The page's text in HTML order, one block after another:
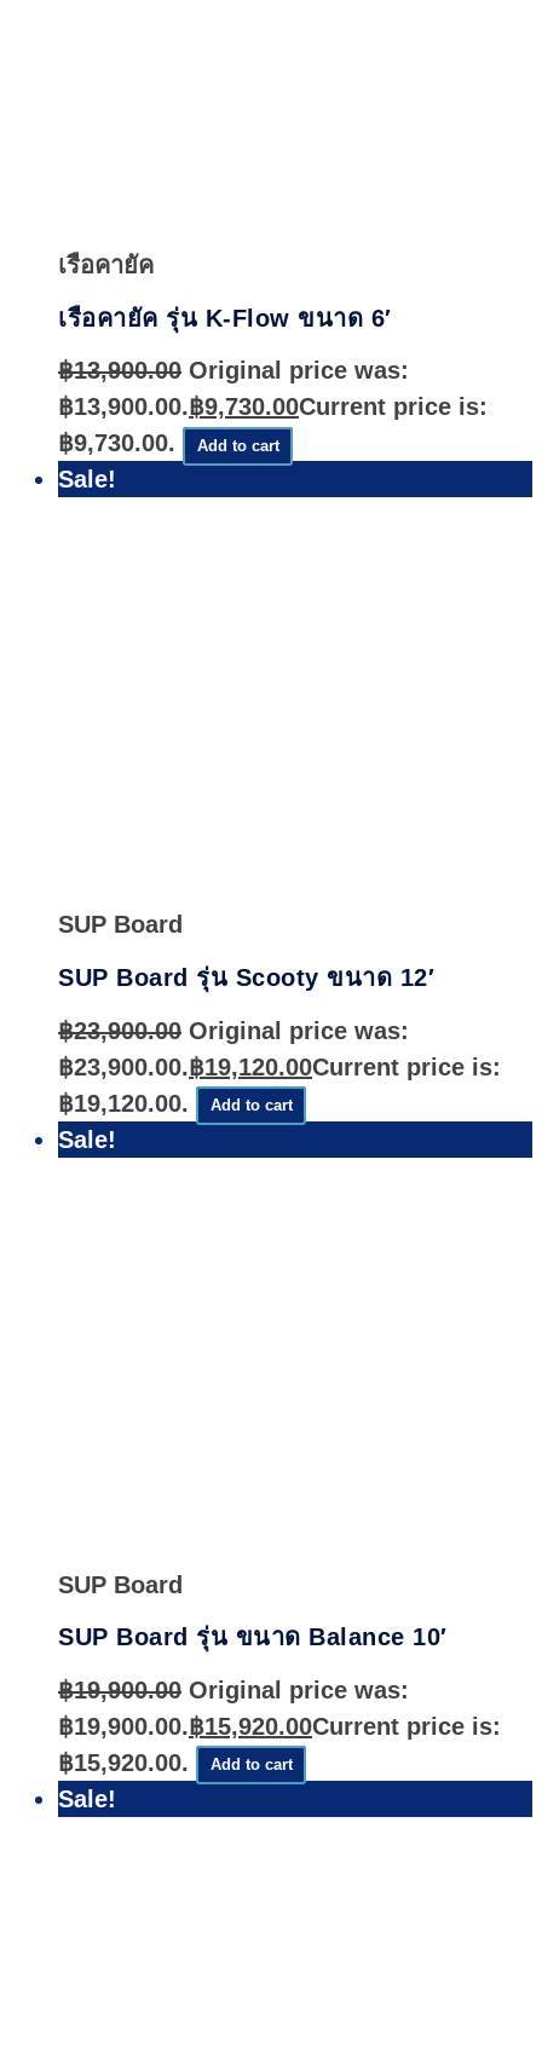
เรือคายัค
เรือคายัค รุ่น K-Flow ขนาด 6′
฿13,900.00 Original price was:
฿13,900.00.฿9,730.00Current price is:
฿9,730.00.
Add to cart
Sale!
SUP Board
SUP Board รุ่น Scooty ขนาด 12′
฿23,900.00 Original price was:
฿23,900.00.฿19,120.00Current price is:
฿19,120.00.
Add to cart
Sale!
SUP Board
SUP Board รุ่น ขนาด Balance 10′
฿19,900.00 Original price was:
฿19,900.00.฿15,920.00Current price is:
฿15,920.00.
Add to cart
Sale!